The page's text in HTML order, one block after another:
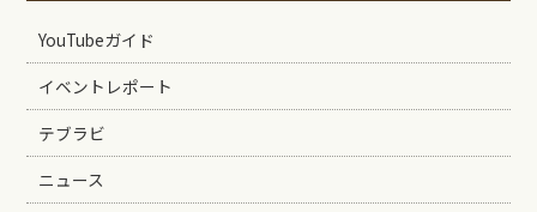
YouTubeガイド
イベントレポート
テブラビ
ニュース